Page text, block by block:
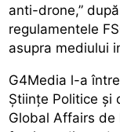
anti-drone,”
regulamentele
asupra mediului
G4Media l-a
Științe Politice și
Global Affairs de